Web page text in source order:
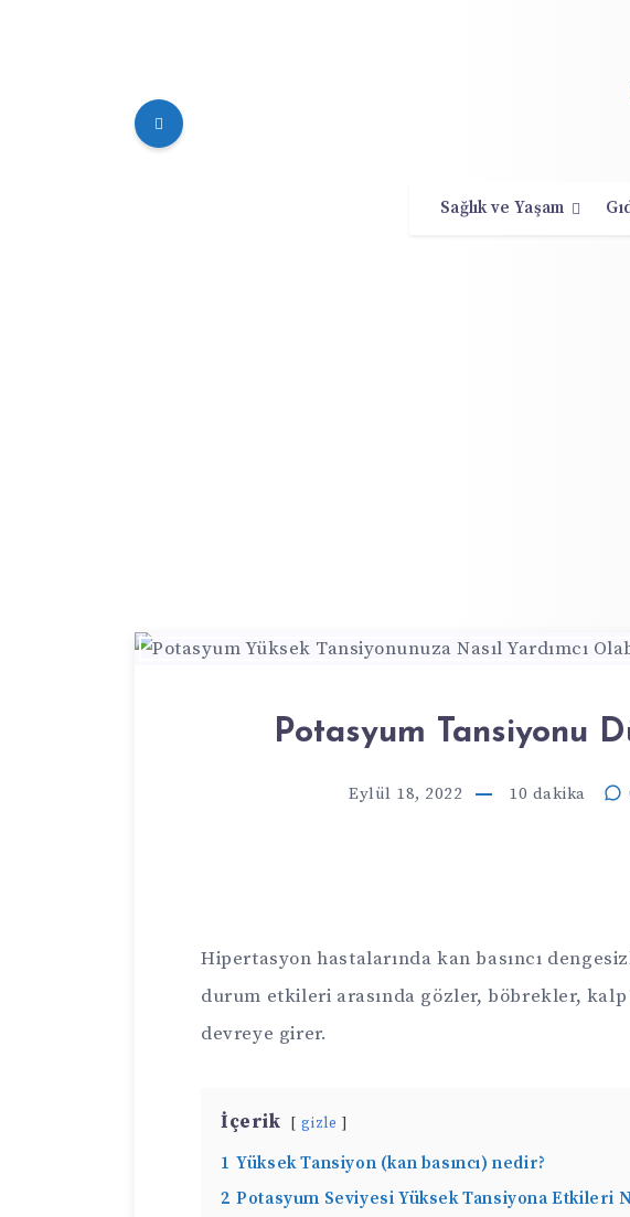
Sağlık ve Yaşam
Potasyum Tansiyonu
Eylül 18, 2022 10 dakika
Hipertasyon hastalarında kan basıncı
durum etkileri arasında gözler, böbrekler,
devreye girer.
İçerik gizle
1 Yüksek Tansiyon (kan basıncı) nedir?
2 Potasyum Seviyesi Yüksek Tansiyona Etkileri